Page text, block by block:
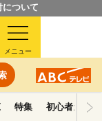
ついて
メニュー
特集 初心者ガイド